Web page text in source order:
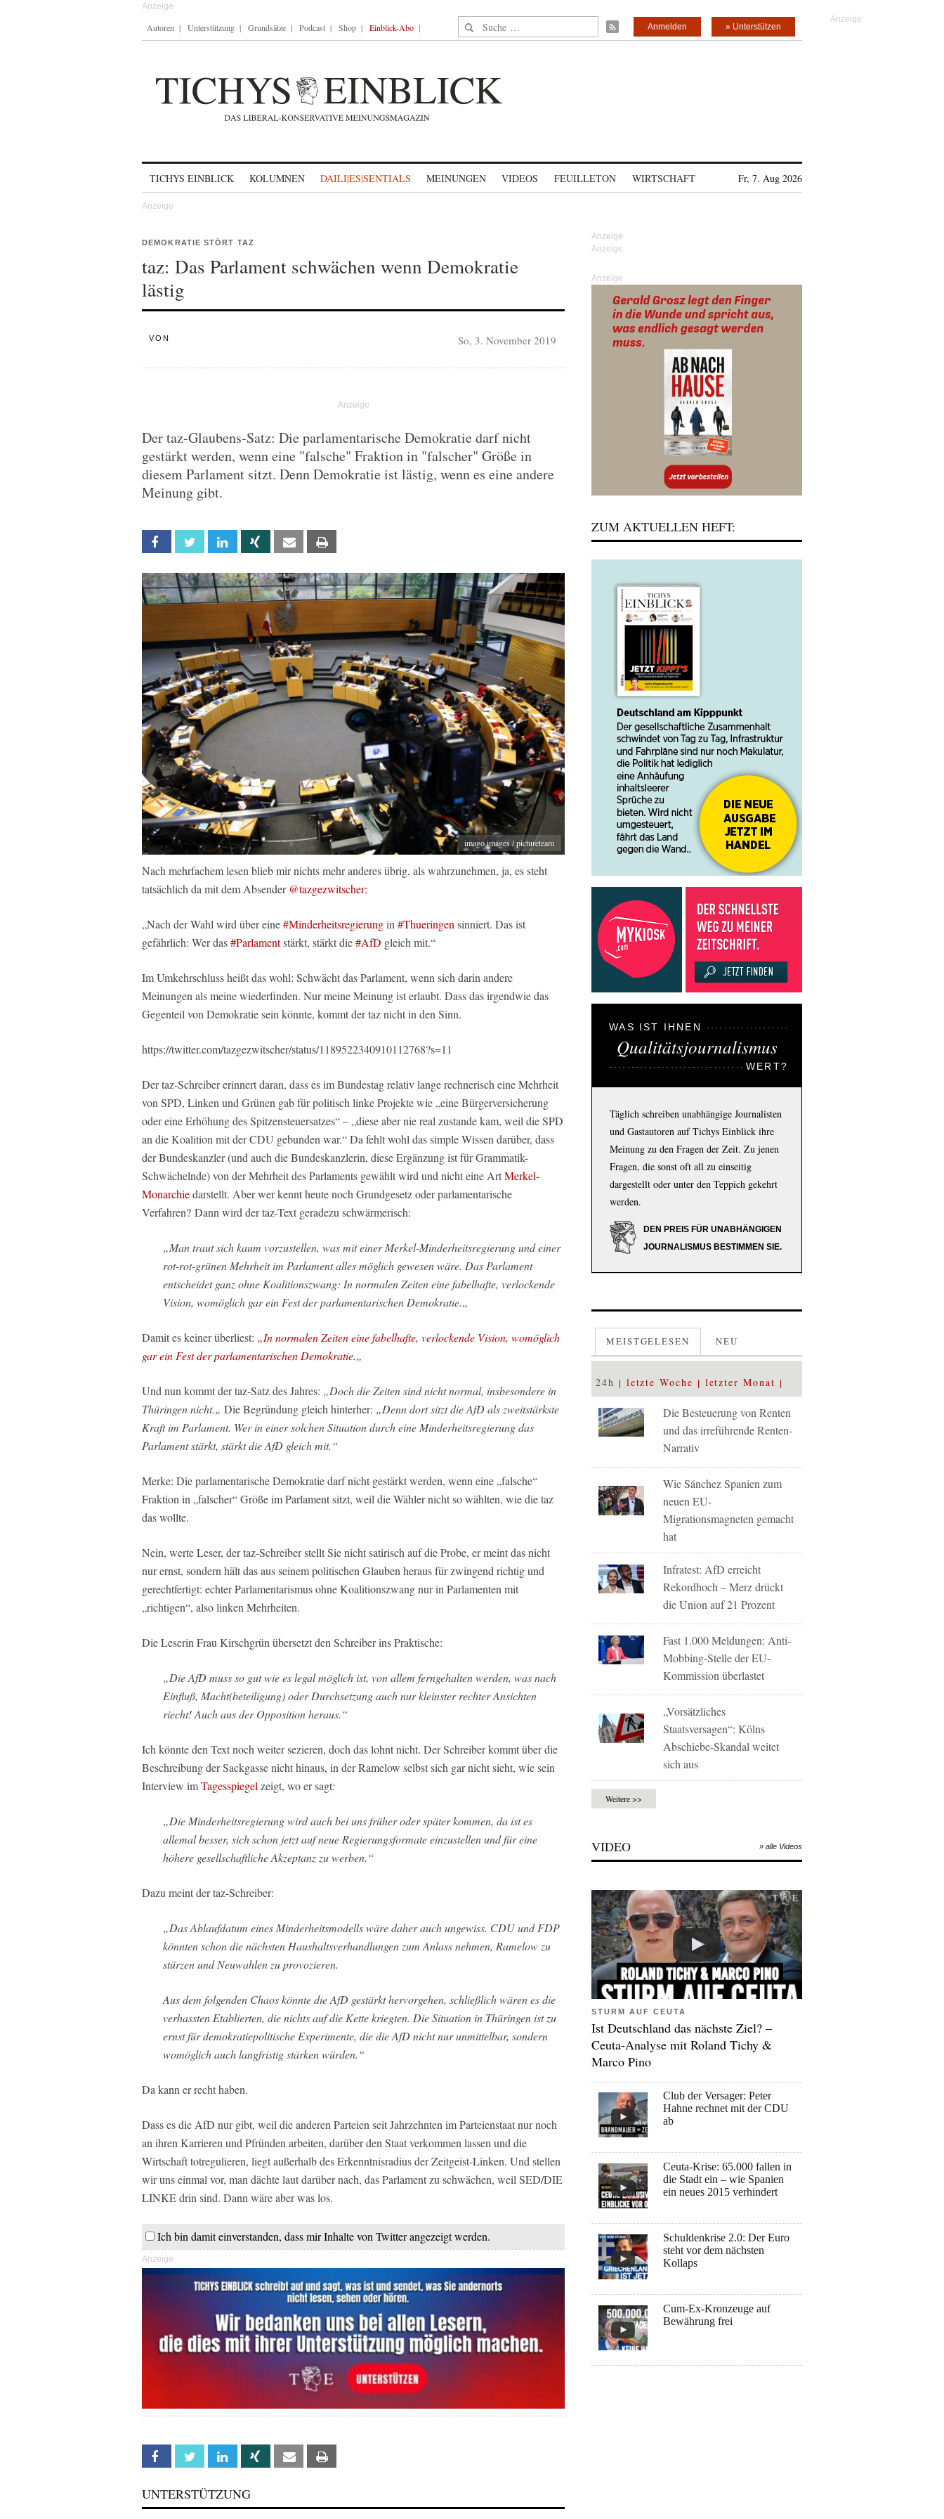
Autoren Unterstützung Grundsätze Podcast Shop Einblick-Abo Suche nach: » Unterstützen
Anmelden
TICHYS EINBLICK KOLUMNEN DAILI|ES|SENTIALS MEINUNGEN VIDEOS FEUILLETON WIRTSCHAFT Fr, 7. Aug 2026
DEMOKRATIE STÖRT TAZ
taz: Das Parlament schwächen wenn Demokratie
lästig
VON So, 3. November 2019
Der taz-Glaubens-Satz: Die parlamentarische Demokratie darf nicht
gestärkt werden, wenn eine "falsche" Fraktion in "falscher" Größe in
diesem Parlament sitzt. Denn Demokratie ist lästig, wenn es eine andere
Meinung gibt.
Facebook Twitter Linkedin Xing Email
imago images / pictureteam
Nach mehrfachem lesen blieb mir nichts mehr anderes übrig, als wahrzunehmen, ja, es steht
tatsächlich da mit dem Absender @tazgezwitscher:
„Nach der Wahl wird über eine#Minderheitsregierungin #Thueringen sinniert. Das ist
gefährlich: Wer das#Parlamentstärkt, stärkt die#AfD gleich mit.“
Im Umkehrschluss heißt das wohl: Schwächt das Parlament, wenn sich darin andere
Meinungen als meine wiederfinden. Nur meine Meinung ist erlaubt. Dass das irgendwie das
Gegenteil von Demokratie sein könnte, kommt der taz nicht in den Sinn.
https://twitter.com/tazgezwitscher/status/1189522340910112768?s=11
Der taz-Schreibererinnert daran, dass es im Bundestag relativ lange rechnerisch eine Mehrheit
von SPD, Linken und Grünen gab für politisch linke Projekte wie „eine Bürgerversicherung
oder eine Erhöhung des Spitzensteuersatzes“ – „diese aber nie real zustande kam, weil die SPD
an die Koalition mit der CDU gebunden war.“ Da fehlt wohl das simple Wissen darüber, dass
der Bundeskanzler (und auch die Bundeskanzlerin, diese Ergänzung ist für Grammatik-
Schwächelnde) von der Mehrheit des Parlaments gewählt wird und nicht eine ArtMerkel-
Monarchiedarstellt. Aber wer kennt heute noch Grundgesetz oder parlamentarische
Verfahren? Dann wird der taz-Text geradezu schwärmerisch:
„Man traut sich kaum vorzustellen, was mit einer Merkel-Minderheitsregierung und einer
rot-rot-grünen Mehrheit im Parlament alles möglich gewesen wäre. Das Parlament
entscheidet ganz ohne Koalitionszwang: In normalen Zeiten eine fabelhafte, verlockende
Vision, womöglich gar ein Fest der parlamentarischen Demokratie.„
Damit es keiner überliest: „In normalen Zeiten eine fabelhafte, verlockende Vision, womöglich
gar ein Fest der parlamentarischen Demokratie.„
Und nun kommt der taz-Satz des Jahres: „Doch die Zeiten sind nicht normal, insbesondere in
Thüringen nicht.„ Die Begründung gleich hinterher: „Denn dort sitzt die AfD als zweitstärkste
Kraft im Parlament. Wer in einer solchen Situation durch eine Minderheitsregierung das
Parlament stärkt, stärkt die AfD gleich mit.“
Merke: Dieparlamentarische Demokratiedarf nicht gestärkt werden, wenn eine „falsche“
Fraktion in „falscher“ Größe im Parlament sitzt, weil die Wähler nicht so wählten, wie die taz
das wollte.
Nein, werte Leser, der taz-Schreiber stellt Sie nicht satirisch auf die Probe, er meint das nicht
nur ernst, sondern hält das aus seinem politischen Glauben heraus für zwingend richtig und
gerechtfertigt: echter Parlamentarismus ohne Koalitionszwang nur in Parlamenten mit
„richtigen“, also linken Mehrheiten.
Die Leserin Frau Kirschgrün übersetzt den Schreiber ins Praktische:
„Die AfD muss so gut wie es legal möglich ist, von allem ferngehalten werden, was nach
Einfluß, Macht(beteiligung) oder Durchsetzung auch nur kleinster rechter Ansichten
riecht! Auch aus der Opposition heraus.“
Ich könnte den Text noch weiter sezieren, doch das lohnt nicht. Der Schreiber kommt über die
Beschreibung der Sackgasse nicht hinaus, in der Ramelow selbst sich gar nicht sieht, wie sein
Interview imTagesspiegel zeigt, wo er sagt:
„Die Minderheitsregierung wird auch bei uns früher oder später kommen, da ist es
allemal besser, sich schon jetzt auf neue Regierungsformate einzustellen und für eine
höhere gesellschaftliche Akzeptanz zu werben.“
Dazu meint der taz-Schreiber:
„Das Ablaufdatum eines Minderheitsmodells wäre daher auch ungewiss. CDU und FDP
könnten schon die nächsten Haushaltsverhandlungen zum Anlass nehmen, Ramelow zu
stürzen und Neuwahlen zu provozieren.
Aus dem folgenden Chaos könnte die AfD gestärkt hervorgehen, schließlich wären es die
verhassten Etablierten, die nichts auf die Kette kriegten. Die Situation in Thüringen ist zu
ernst für demokratiepolitische Experimente, die die AfD nicht nur unmittelbar, sondern
womöglich auch langfristig stärken würden.“
Da kann er recht haben.
Dass es die AfD nur gibt, weil die anderen Parteien seit Jahrzehnten im Parteienstaat nur noch
an ihren Karrieren und Pfründen arbeiten, darüber den Staat verkommen lassen und die
Wirtschaft totregulieren, liegt außerhalb des Erkenntnisradius der Zeitgeist-Linken. Und stellen
wir uns einmal vor, man dächte laut darüber nach, das Parlament zu schwächen, weil SED/DIE
LINKE drin sind. Dann wäre aber was los.
Ich bin damit einverstanden, dass mir Inhalte von Twitter angezeigt werden.
Anzeige
Facebook Twitter Linkedin Xing Email
UNTERSTÜTZUNG
Anzeige
ZUM AKTUELLEN HEFT:
WAS IST IHNEN
Qualitätsjournalismus
WERT?
Täglich schreiben unabhängige Journalisten
und Gastautoren auf Tichys Einblick ihre
Meinung zu den Fragen der Zeit. Zu jenen
Fragen, die sonst oft all zu einseitig
dargestellt oder unter den Teppich gekehrt
werden.
DEN PREIS FÜR UNABHÄNGIGEN
JOURNALISMUS BESTIMMEN SIE.
MEISTGELESEN NEU
24h letzte Woche letzter Monat
Die Besteuerung von Renten
und das irreführende Renten-
Narrativ
Wie Sánchez Spanien zum
neuen EU-
Migrationsmagneten gemacht
hat
Infratest: AfD erreicht
Rekordhoch – Merz drückt
die Union auf 21 Prozent
Fast 1.000 Meldungen: Anti-
Mobbing-Stelle der EU-
Kommission überlastet
„Vorsätzliches
Staatsversagen“: Kölns
Abschiebe-Skandal weitet
sich aus
Weitere >>
VIDEO » alle Videos
STURM AUF CEUTA
Ist Deutschland das nächste Ziel? –
Ceuta-Analyse mit Roland Tichy &
Marco Pino
Club der Versager: Peter
Hahne rechnet mit der CDU
ab
Ceuta-Krise: 65.000 fallen in
die Stadt ein – wie Spanien
ein neues 2015 verhindert
Schuldenkrise 2.0: Der Euro
steht vor dem nächsten
Kollaps
Cum-Ex-Kronzeuge auf
Bewährung frei